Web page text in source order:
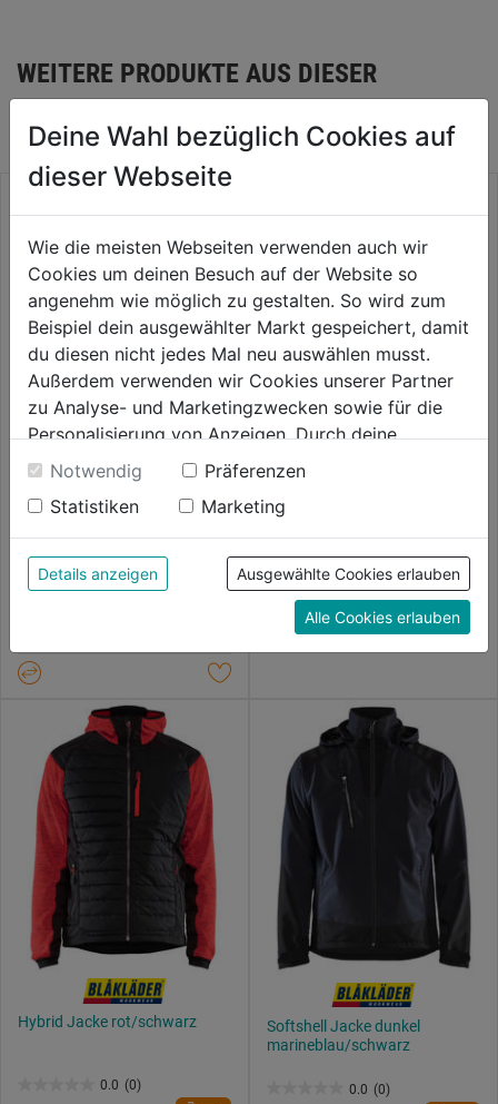
WEITERE PRODUKTE AUS DIESER
KATEGORIE
Strickjacke m. Softshell grau
melange/schwarz
0.0 (0)
0.0
Sternen.
119,99€
Funktionsjacke 4882 GLPS
0.0
von
5
Sternen.
Hybrid Jacke rot/schwarz
0.0 (0)
Softshell Jacke dunkel
marineblau/schwarz
0.0 (0)
Deine Wahl bezüglich Cookies auf
dieser Webseite
Wie die meisten Webseiten verwenden auch wir
Cookies um deinen Besuch auf der Website so
angenehm wie möglich zu gestalten. So wird zum
Beispiel dein ausgewählter Markt gespeichert, damit
du diesen nicht jedes Mal neu auswählen musst.
Außerdem verwenden wir Cookies unserer Partner
zu Analyse- und Marketingzwecken sowie für die
Personalisierung von Anzeigen. Durch deine
Einwilligung werden die Daten von Drittanbieter,
unter anderem auch in den USA, verarbeitet.
Durch Klick auf "Alle Cookies erlauben" stimmst du
der Verwendung aller Cookies zu. Unter "Details
anzeigen" findest du alle Infos zu den
unterschiedlichen Cookies, unter "Cookies
Konfigurieren" kannst du auswählen, welche Cookies
du zulassen möchtest und welche nicht.
Weitere Informationen findest du in unserer
Datenschutzerklärung
Notwendig
Präferenzen
Statistiken
Marketing
Details anzeigen Ausgewählte Cookies erlauben
Alle Cookies erlauben